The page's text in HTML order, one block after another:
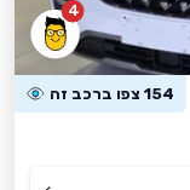
4
154 צפו ברכב זה